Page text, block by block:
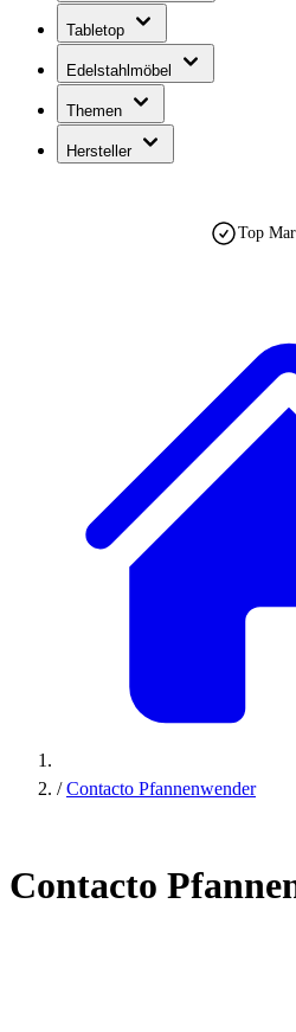
Tabletop
Edelstahlmöbel
Themen
Hersteller
Top
/ Contacto Pfannenwender
Contacto